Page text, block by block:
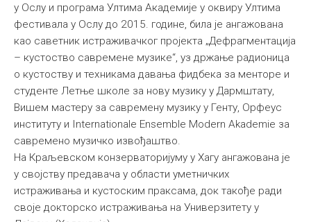
у Ослу и програма Ултима Академије у оквиру Ултима
фестивала у Ослу до 2015. године, била је ангажована
као саветник истраживачког пројекта „Дефрагментација
– кустоство савремене музике“, уз држање радионица
о кустоству и техникама давања фидбека за менторе и
студенте Летње школе за нову музику у Дармштату,
Вишем мастеру за савремену музику у Генту, Орфеус
институту и Internationale Ensemble Modern Akademie за
савремено музичко извођаштво.
На Краљевском конзерваторијуму у Хагу ангажована је
у својству предавача у области уметничких
истраживања и кустоским праксама, док такође ради
своје докторско истраживања на Универзитету у